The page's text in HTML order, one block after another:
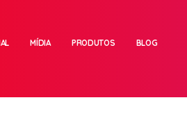
MÍDIA PRODUTOS BLOG